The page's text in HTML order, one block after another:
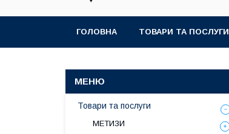
ГОЛОВНА ТОВАРИ ТА ПОСЛУГИ
Товари та послуги
МЕТИЗИ